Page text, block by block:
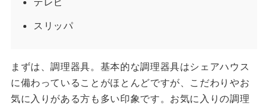
スリッパ
まずは、調理器具。基本的な調理器具はシェアハウス
に備わっていることがほとんどですが、こだわりやお
気に入りがある方も多い印象です。お気に入りの調理